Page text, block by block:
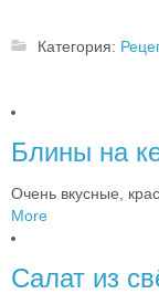
Категория:
Блины на
Очень вкусные,
More
Салат из